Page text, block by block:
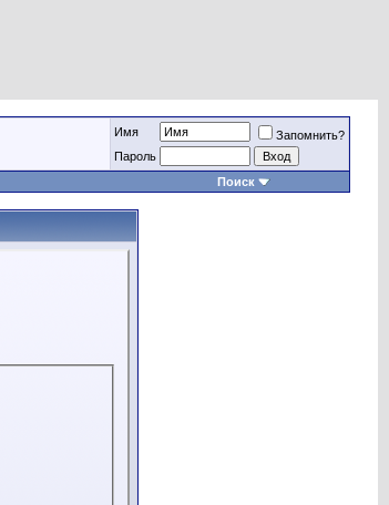
Имя
Запомнить?
Пароль
Поиск